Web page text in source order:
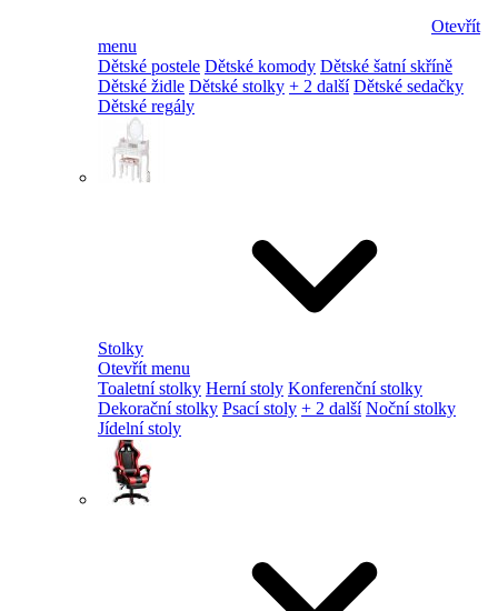
Otevřít
menu
Dětské postele Dětské komody Dětské šatní skříně
Dětské židle Dětské stolky + 2 další Dětské sedačky
Dětské regály
Stolky
Otevřít menu
Toaletní stolky Herní stoly Konferenční stolky
Dekorační stolky Psací stoly + 2 další Noční stolky
Jídelní stoly